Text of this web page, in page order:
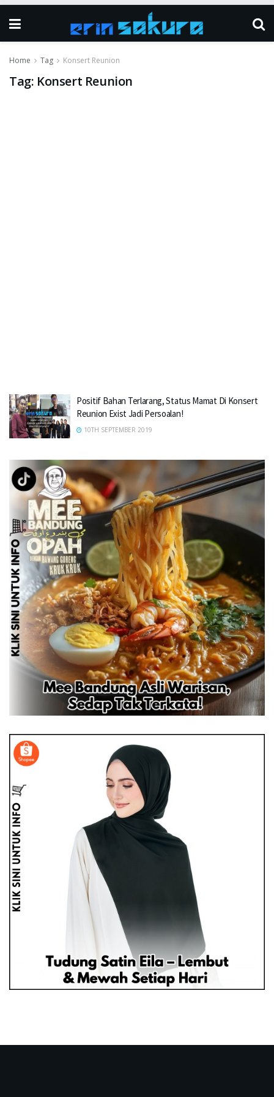
Home Tag Konsert Reunion
Tag: Konsert Reunion
Positif Bahan Terlarang, Status Mamat Di Konsert
Reunion Exist Jadi Persoalan!
10TH SEPTEMBER 2019